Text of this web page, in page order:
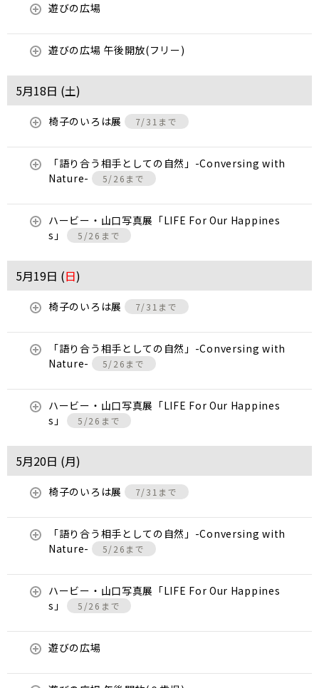
遊びの広場
遊びの広場 午後開放(フリー)
5月18日 (土)
椅子のいろは展 7/31まで
「語り合う相手としての自然」-Conversing with
Nature-
5/26まで
ハービー・山口写真展「LIFE For Our Happines
s」
5/26まで
5月19日 (日)
椅子のいろは展 7/31まで
「語り合う相手としての自然」-Conversing with
Nature-
5/26まで
ハービー・山口写真展「LIFE For Our Happines
s」
5/26まで
5月20日 (月)
椅子のいろは展 7/31まで
「語り合う相手としての自然」-Conversing with
Nature-
5/26まで
ハービー・山口写真展「LIFE For Our Happines
s」
5/26まで
遊びの広場